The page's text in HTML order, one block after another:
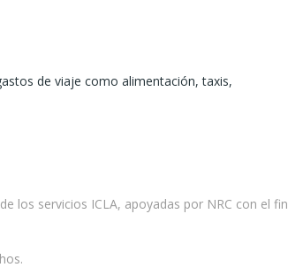
de viaje como alimentación, taxis,
los servicios ICLA, apoyadas por NRC con el fin